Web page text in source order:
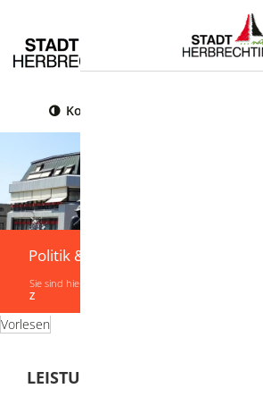
Kontrast
Politik & Verwaltung
Sie sind hier:
Z
Vorlesen
LEISTUNGEN VON A-Z